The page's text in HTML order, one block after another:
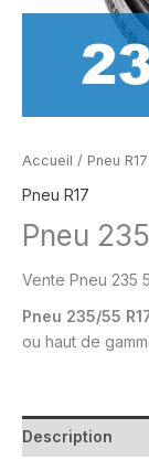
Accueil / Pneu R17
Pneu R17
Pneu
Vente Pneu 235
Pneu 235/55
ou haut de
Description